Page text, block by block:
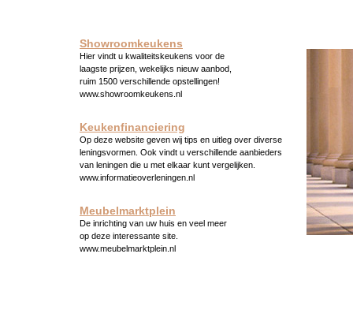
Showroomkeukens
Hier vindt u kwaliteitskeukens voor de
laagste prijzen, wekelijks nieuw aanbod,
ruim 1500 verschillende opstellingen!
www.showroomkeukens.nl
Keukenfinanciering
Op deze website geven wij tips en uitleg over diverse
leningsvormen. Ook vindt u verschillende aanbieders
van leningen die u met elkaar kunt vergelijken.
www.informatieoverleningen.nl
Meubelmarktplein
De inrichting van uw huis en veel meer
op deze interessante site.
www.meubelmarktplein.nl